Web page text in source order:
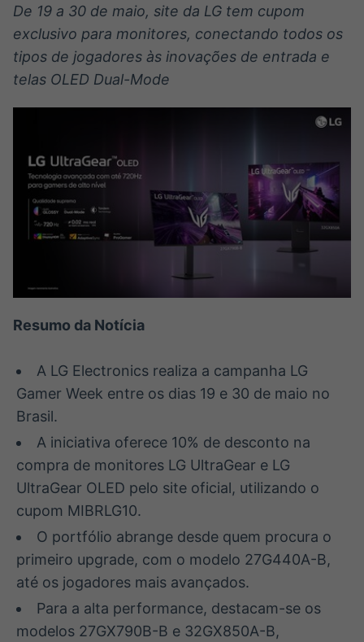
funcionalidades
displays e telas
Soluções de
Tecnologia
Broadcast
Monitoramento
Broadcast
A melhor
plataforma para
no Brasil
BroadFast
Em breve
Gestão de
Investimentos
Em breve
De 19 a 30 de maio, site da LG tem cupom
exclusivo para monitores, conectando todos os
tipos de jogadores às inovações de entrada e
telas OLED Dual-Mode
Resumo da Notícia
A LG Electronics realiza a campanha LG
Gamer Week entre os dias 19 e 30 de maio no
Brasil.
A iniciativa oferece 10% de desconto na
compra de monitores LG UltraGear e LG
UltraGear OLED pelo site oficial, utilizando o
cupom MIBRLG10.
O portfólio abrange desde quem procura o
primeiro upgrade, com o modelo 27G440A-B,
até os jogadores mais avançados.
Para a alta performance, destacam-se os
modelos 27GX790B-B e 32GX850A-B,